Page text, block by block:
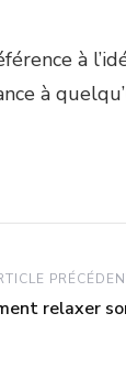
à
à
relaxer